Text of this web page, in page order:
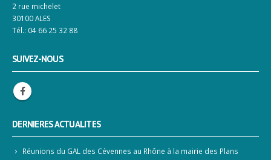
2 rue michelet
30100 ALES
Tél.: 04 66 25 32 88
SUIVEZ-NOUS
DERNIERES ACTUALITES
Réunions du GAL des Cévennes au Rhône à la mairie des Plans